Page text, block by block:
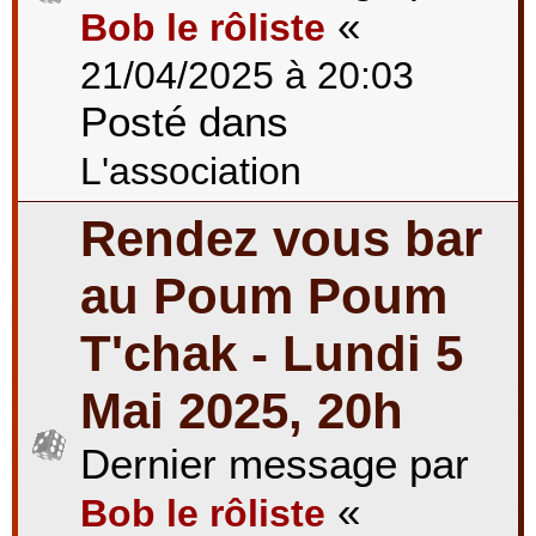
Bob le rôliste «
21/04/2025 à 20:03
Posté dans
L'association
Rendez vous bar
au Poum Poum
T'chak - Lundi 5
Mai 2025, 20h
Dernier message par
Bob le rôliste «